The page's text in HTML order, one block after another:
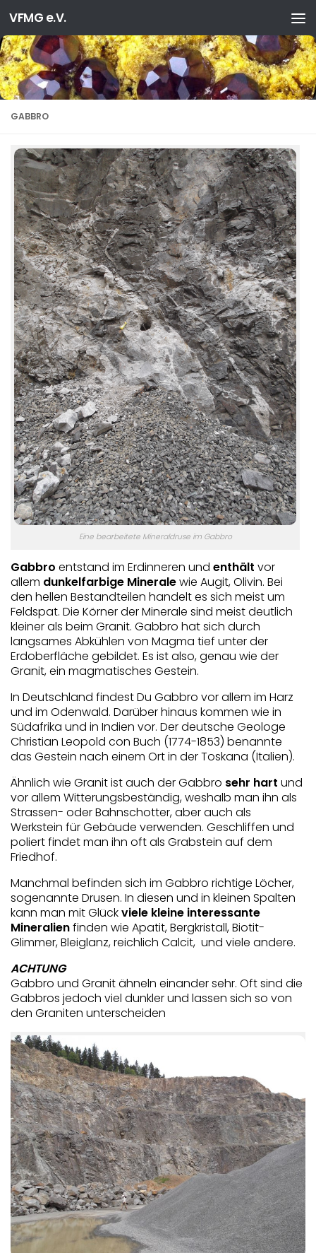
Zum Inhalt springen
VFMG e.V.
GABBRO
Eine bearbeitete Mineraldruse im Gabbro
Gabbro entstand im Erdinneren und enthält vor
allem dunkelfarbige Mineralewie Augit, Olivin. Bei
den hellen Bestandteilen handelt es sich meist um
Feldspat. Die Körner der Minerale sind meist deutlich
kleiner als beim Granit. Gabbro hat sich durch
langsames Abkühlen von Magma tief unter der
Erdoberfläche gebildet. Es ist also, genau wie der
Granit, ein magmatisches Gestein.
In Deutschland findest Du Gabbro vor allem im Harz
und im Odenwald. Darüber hinaus kommen wie in
Südafrika und in Indien vor. Der deutsche Geologe
Christian Leopold con Buch (1774-1853) benannte
das Gestein nach einem Ort in der Toskana (Italien).
Ähnlich wie Granit ist auch der Gabbro sehr hart und
vor allem Witterungsbeständig, weshalb man ihn als
Strassen- oder Bahnschotter, aber auch als
Werkstein für Gebäude verwenden. Geschliffen und
poliert findet man ihn oft als Grabstein auf dem
Friedhof.
Manchmal befinden sich im Gabbro richtige Löcher,
sogenannte Drusen. In diesen und in kleinen Spalten
kann man mit Glückviele kleine interessante
Mineralienfinden wie Apatit, Bergkristall, Biotit-
Glimmer, Bleiglanz, reichlich Calcit, und viele andere.
ACHTUNG
Gabbro und Granit ähneln einander sehr. Oft sind die
Gabbros jedoch viel dunkler und lassen sich so von
den Graniten unterscheiden